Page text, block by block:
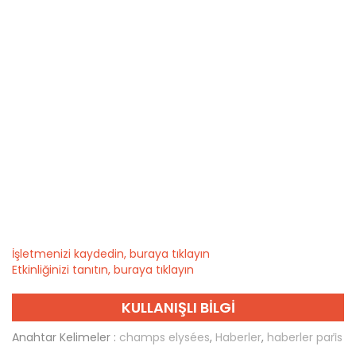
İşletmenizi kaydedin, buraya tıklayın
Etkinliğinizi tanıtın, buraya tıklayın
KULLANIŞLI BILGI
Anahtar Kelimeler : champs elysées, Haberler, haberler pari̇s